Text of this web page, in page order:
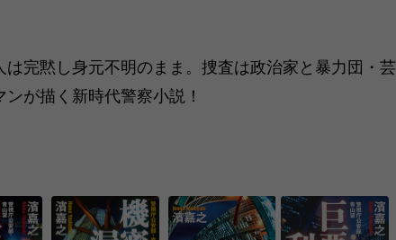
は完黙し身元不明のまま。捜査は政治家と暴力団・芸
が描く新時代警察小説！